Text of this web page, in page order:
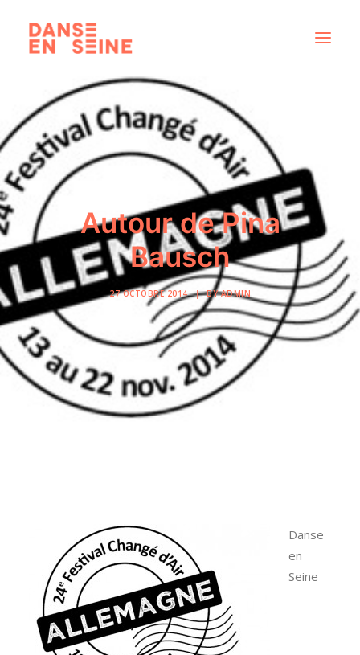
CRÉATIONS
DISPOSITIFS ARTISTIQUES
À PROPOS
NOUS REJOINDRE
ACTUS
RECHERCHE
Autour de Pina
Bausch
27 OCTOBRE 2014 | BYADMIN
Danse
en
Seine